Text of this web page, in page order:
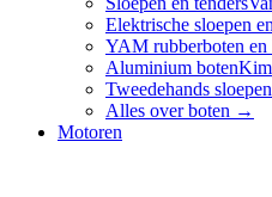
Elektrische sloepen
YAM rubberboten
Aluminium boten
Tweedehands
Alles overboten →
Motoren